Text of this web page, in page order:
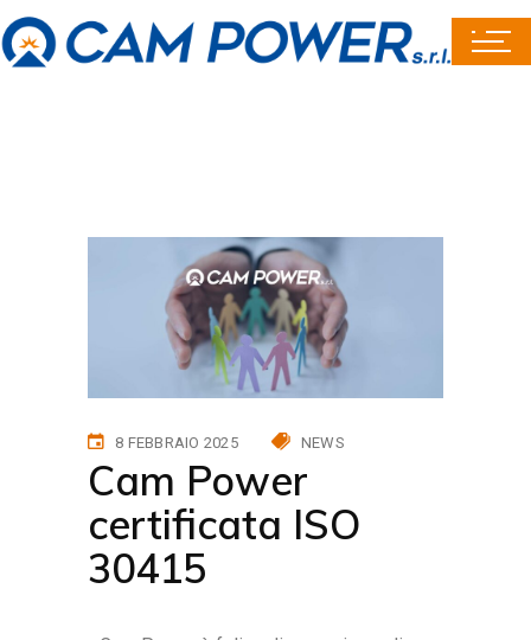
8 FEBBRAIO 2025 NEWS
Cam Power
certificata ISO
30415